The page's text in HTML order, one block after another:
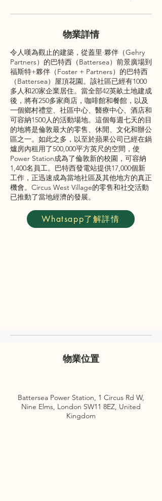
物業詳情
令人嘆為觀止的建築，從蓋里·夥伴（Gehry
Partners）的巴特西（Battersea）前景廣場到
福斯特+夥伴（Foster + Partners）的巴特西
（Battersea）屋頂花園。該社區已經有1000
多人和20家企業居住。當全部42英畝土地建成
後，將有250多家商店，咖啡館和餐館，以及
一個鄉村禮堂、社區中心、醫療中心、酒店和
可容納1500人的活動場地。這個每週七天的目
的地將是倫敦最大的零售、休閒、文化和辦公
區之一。如此之多，以至於蘋果公司已經在鍋
爐房內租用了500,000平方英尺的空間，使
Power Station成為了倫敦新的校園，可容納
1,400名員工。巴特西發電站提供17,000個新
工作，正迅速成為當地社區及其他地方的真正
機會。Circus West Village的零售和社交活動
已推動了當地經濟的發展。
Whatsapp了解詳情
物業位置
Battersea Power Station, 1 Circus Rd W,
Nine Elms, London SW11 8EZ, United
Kingdom